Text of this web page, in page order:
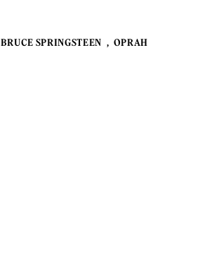
BRUCE SPRINGSTEEN
OPRAH